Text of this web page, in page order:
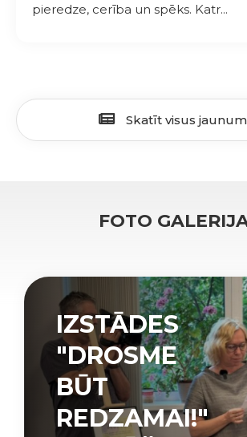
pieredze, cerība un spēks. Katr...
Skatīt visus
FOTO
IZSTĀDES
"DROSME
BŪT
REDZAMAI!"